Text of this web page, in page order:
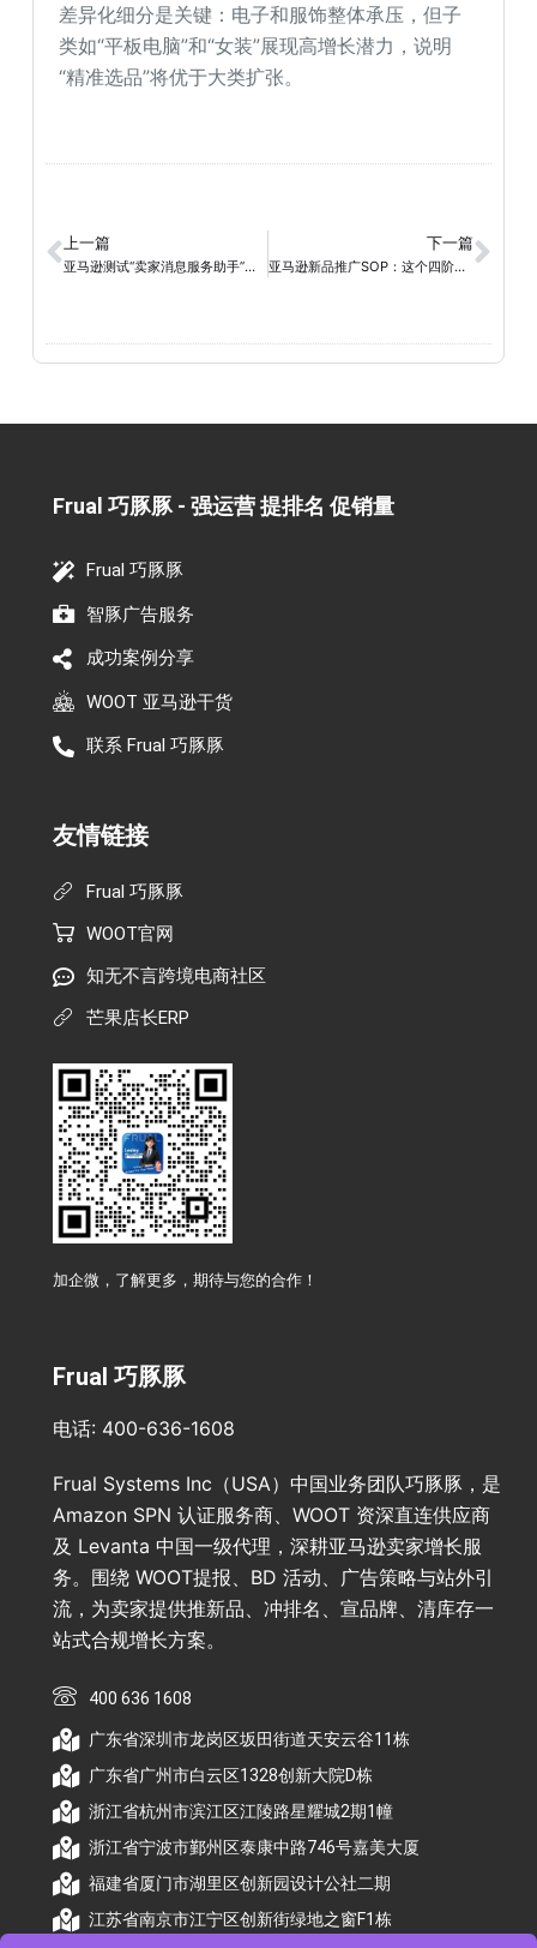
差异化细分是关键：电子和服饰整体承压，但子
类如“平板电脑”和“女装”展现高增长潜力，说明
“精准选品”将优于大类扩张。
上一篇
亚马逊测试“卖家消息服务助手”，客服效率提升迎来新工具
下一篇
亚马逊新品推广SOP：这个四阶段打法值得收藏！
Frual 巧豚豚 - 强运营 提排名 促销量​
Frual 巧豚豚
智豚广告服务
成功案例分享
WOOT 亚马逊干货
联系 Frual 巧豚豚
友情链接
Frual 巧豚豚
WOOT官网
知无不言跨境电商社区
芒果店长ERP
加企微，了解更多，期待与您的合作！
Frual 巧豚豚
电话: 400-636-1608
Frual Systems Inc（USA）中国业务团队巧豚豚，是
Amazon SPN 认证服务商、WOOT 资深直连供应商
及 Levanta 中国一级代理，深耕亚马逊卖家增长服
务。围绕 WOOT提报、BD 活动、广告策略与站外引
流，为卖家提供推新品、冲排名、宣品牌、清库存一
站式合规增长方案。
400 636 1608
广东省深圳市龙岗区坂田街道天安云谷11栋
广东省广州市白云区1328创新大院D栋
浙江省杭州市滨江区江陵路星耀城2期1幢
浙江省宁波市鄞州区泰康中路746号嘉美大厦
福建省厦门市湖里区创新园设计公社二期
江苏省南京市江宁区创新街绿地之窗F1栋